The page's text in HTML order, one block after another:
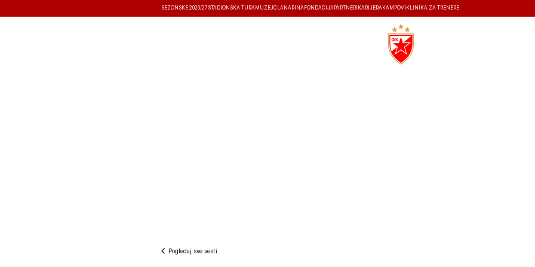
SEZONSKE 2026/27 STADIONSKA TURA MUZEJČLANARINA FONDACIJA PARTNERI KARIJERA KAMPOVI KLINIKA ZA TRENERE
Pogledaj sve vesti